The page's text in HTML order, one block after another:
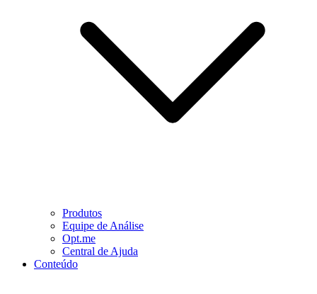
Produtos
Equipe de Análise
Opt.me
Central de Ajuda
Conteúdo